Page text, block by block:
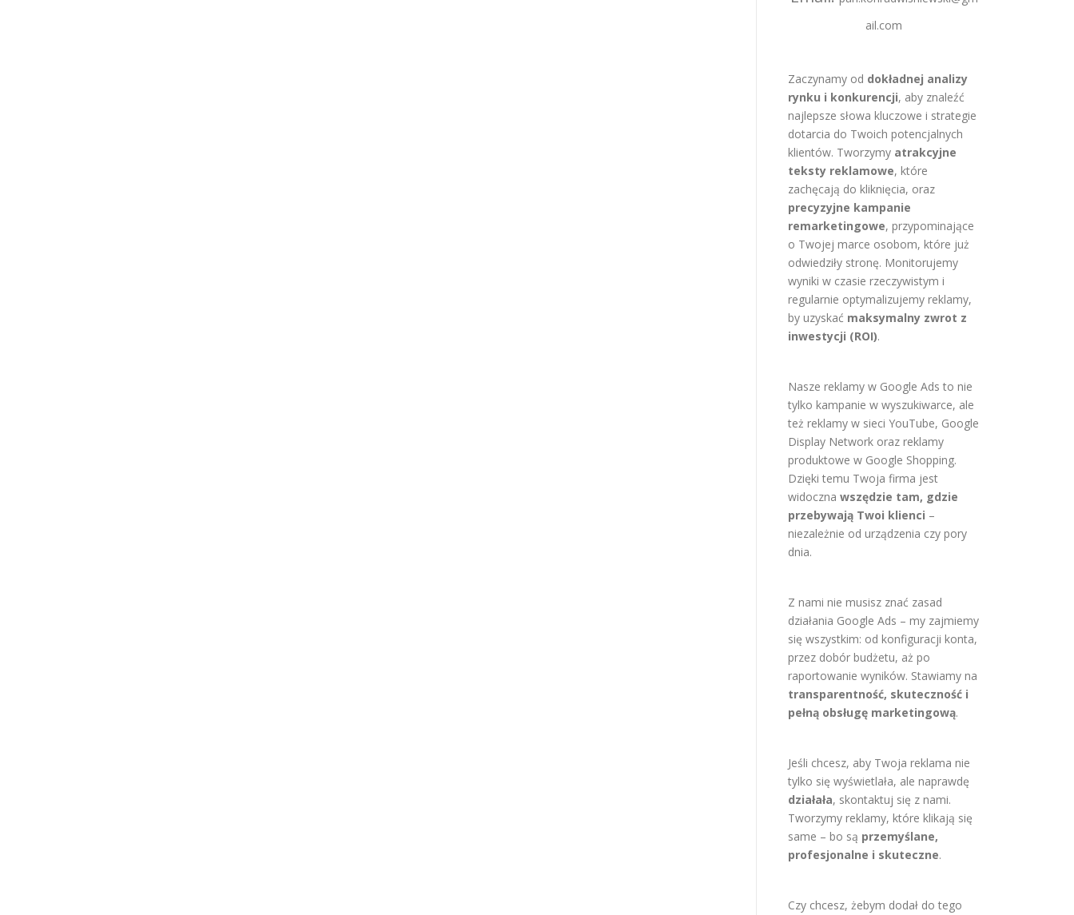
ail.com
Zaczynamy od dokładnej analizy
rynku i konkurencji, aby znaleźć
najlepsze słowa kluczowe i strategie
dotarcia do Twoich potencjalnych
klientów. Tworzymy atrakcyjne
teksty reklamowe, które
zachęcają do kliknięcia, oraz
precyzyjne kampanie
remarketingowe, przypominające
o Twojej marce osobom, które już
odwiedziły stronę. Monitorujemy
wyniki w czasie rzeczywistym i
regularnie optymalizujemy reklamy,
by uzyskać maksymalny zwrot z
inwestycji (ROI).
Nasze reklamy w Google Ads to nie
tylko kampanie w wyszukiwarce, ale
też reklamy w sieci YouTube, Google
Display Network oraz reklamy
produktowe w Google Shopping.
Dzięki temu Twoja firma jest
widoczna wszędzie tam, gdzie
przebywają Twoi klienci –
niezależnie od urządzenia czy pory
dnia.
Z nami nie musisz znać zasad
działania Google Ads – my zajmiemy
się wszystkim: od konfiguracji konta,
przez dobór budżetu, aż po
raportowanie wyników. Stawiamy na
transparentność, skuteczność i
pełną obsługę marketingową.
Jeśli chcesz, aby Twoja reklama nie
tylko się wyświetlała, ale naprawdę
działała, skontaktuj się z nami.
Tworzymy reklamy, które klikają się
same – bo są przemyślane,
profesjonalne i skuteczne.
Czy chcesz, żebym dodał do tego